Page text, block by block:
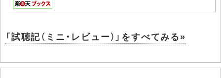
「試聴記（ミニ・レビュー）」をすべてみる»